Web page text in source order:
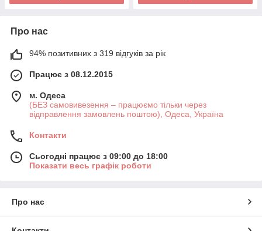
Про нас
94% позитивних з 319 відгуків за рік
Працює з 08.12.2015
м. Одеса
(БЕЗ самовивезення – працюємо тільки через
відправлення замовлень поштою), Одеса, Україна
Контакти
Сьогодні працює з 09:00 до 18:00
Показати весь графік роботи
Про нас